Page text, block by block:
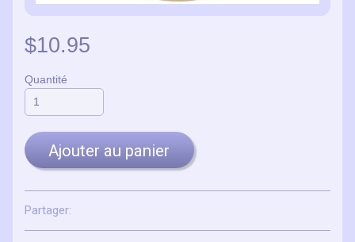
$10.95
Quantité
Ajouter au panier
Partager: